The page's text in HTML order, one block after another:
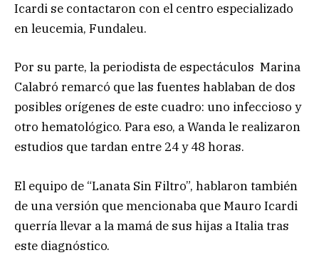
Icardi se contactaron con el centro especializado
en leucemia, Fundaleu.
Por su parte, la periodista de espectáculos Marina
Calabró remarcó que las fuentes hablaban de dos
posibles orígenes de este cuadro: uno infeccioso y
otro hematológico. Para eso, a Wanda le realizaron
estudios que tardan entre 24 y 48 horas.
El equipo de “Lanata Sin Filtro”, hablaron también
de una versión que mencionaba que Mauro Icardi
querría llevar a la mamá de sus hijas a Italia tras
este diagnóstico.